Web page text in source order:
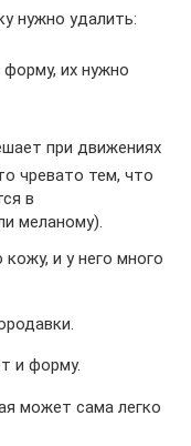
нужно удалить:
их нужно
при движениях
чревато тем, что
в
меланому).
и у него много
и форму.
может сама легко